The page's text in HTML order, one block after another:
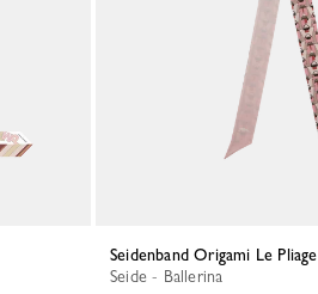
Seidenband Origami Le Pliage
Seide - Ballerina